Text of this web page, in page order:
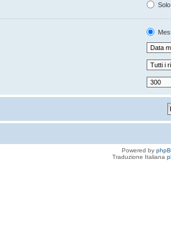
Powered by
Traduzione Italiana